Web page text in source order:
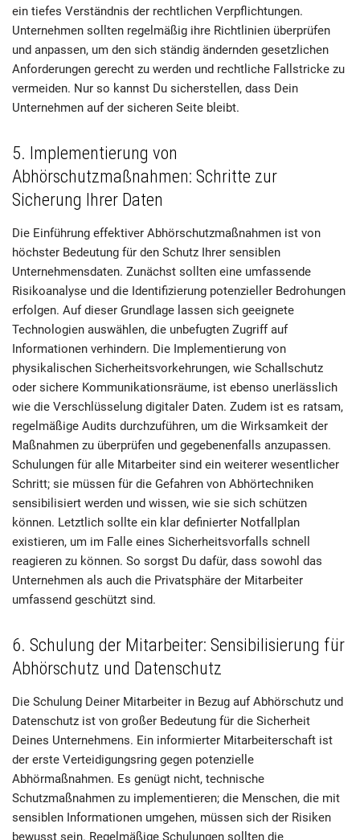
ein tiefes Verständnis der rechtlichen Verpflichtungen.
Unternehmen sollten regelmäßig ihre Richtlinien überprüfen
und anpassen, um den sich ständig ändernden gesetzlichen
Anforderungen gerecht zu werden und rechtliche Fallstricke zu
vermeiden. Nur so kannst Du sicherstellen, dass Dein
Unternehmen auf der sicheren Seite bleibt.
5. Implementierung von
Abhörschutzmaßnahmen: Schritte zur
Sicherung Ihrer Daten
Die Einführung effektiver Abhörschutzmaßnahmen ist von
höchster Bedeutung für den Schutz Ihrer sensiblen
Unternehmensdaten. Zunächst sollten eine umfassende
Risikoanalyse und die Identifizierung potenzieller Bedrohungen
erfolgen. Auf dieser Grundlage lassen sich geeignete
Technologien auswählen, die unbefugten Zugriff auf
Informationen verhindern. Die Implementierung von
physikalischen Sicherheitsvorkehrungen, wie Schallschutz
oder sichere Kommunikationsräume, ist ebenso unerlässlich
wie die Verschlüsselung digitaler Daten. Zudem ist es ratsam,
regelmäßige Audits durchzuführen, um die Wirksamkeit der
Maßnahmen zu überprüfen und gegebenenfalls anzupassen.
Schulungen für alle Mitarbeiter sind ein weiterer wesentlicher
Schritt; sie müssen für die Gefahren von Abhörtechniken
sensibilisiert werden und wissen, wie sie sich schützen
können. Letztlich sollte ein klar definierter Notfallplan
existieren, um im Falle eines Sicherheitsvorfalls schnell
reagieren zu können. So sorgst Du dafür, dass sowohl das
Unternehmen als auch die Privatsphäre der Mitarbeiter
umfassend geschützt sind.
6. Schulung der Mitarbeiter: Sensibilisierung für
Abhörschutz und Datenschutz
Die Schulung Deiner Mitarbeiter in Bezug auf Abhörschutz und
Datenschutz ist von großer Bedeutung für die Sicherheit
Deines Unternehmens. Ein informierter Mitarbeiterschaft ist
der erste Verteidigungsring gegen potenzielle
Abhörmaßnahmen. Es genügt nicht, technische
Schutzmaßnahmen zu implementieren; die Menschen, die mit
sensiblen Informationen umgehen, müssen sich der Risiken
bewusst sein. Regelmäßige Schulungen sollten die